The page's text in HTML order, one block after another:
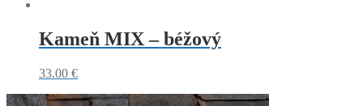
Kameň MIX – béžový
33.00 €